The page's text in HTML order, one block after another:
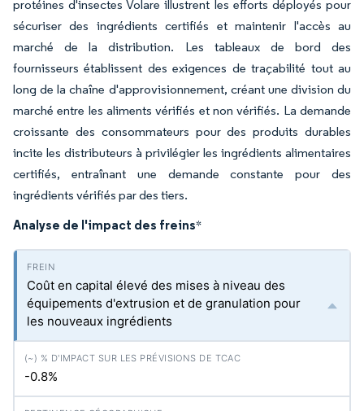
protéines d'insectes Volare illustrent les efforts déployés pour
sécuriser des ingrédients certifiés et maintenir l'accès au
marché de la distribution. Les tableaux de bord des
fournisseurs établissent des exigences de traçabilité tout au
long de la chaîne d'approvisionnement, créant une division du
marché entre les aliments vérifiés et non vérifiés. La demande
croissante des consommateurs pour des produits durables
incite les distributeurs à privilégier les ingrédients alimentaires
certifiés, entraînant une demande constante pour des
ingrédients vérifiés par des tiers.
Analyse de l'impact des freins*
Coût en capital élevé des mises à niveau des
équipements d'extrusion et de granulation pour
les nouveaux ingrédients
-0.8%